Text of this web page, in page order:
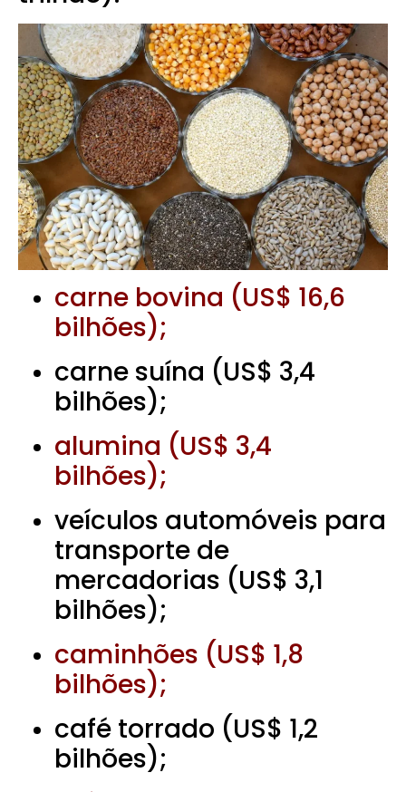
carne bovina (US$ 16,6
bilhões);
carne suína (US$ 3,4
bilhões);
alumina (US$ 3,4
bilhões);
veículos automóveis para
transporte de
mercadorias (US$ 3,1
bilhões);
caminhões (US$ 1,8
bilhões);
café torrado (US$ 1,2
bilhões);